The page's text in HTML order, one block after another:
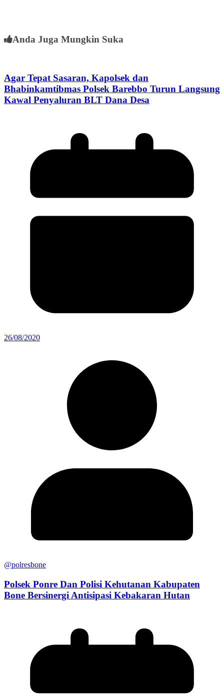
Anda Juga Mungkin Suka
Agar Tepat Sasaran, Kapolsek dan
Bhabinkamtibmas Polsek Barebbo Turun Langsung
Kawal Penyaluran BLT Dana Desa
26/08/2020
@polresbone
Polsek Ponre Dan Polisi Kehutanan Kabupaten
Bone Bersinergi Antisipasi Kebakaran Hutan